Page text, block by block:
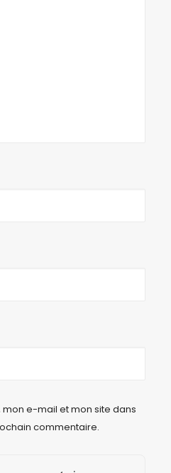
e-mail et mon site dans
commentaire.